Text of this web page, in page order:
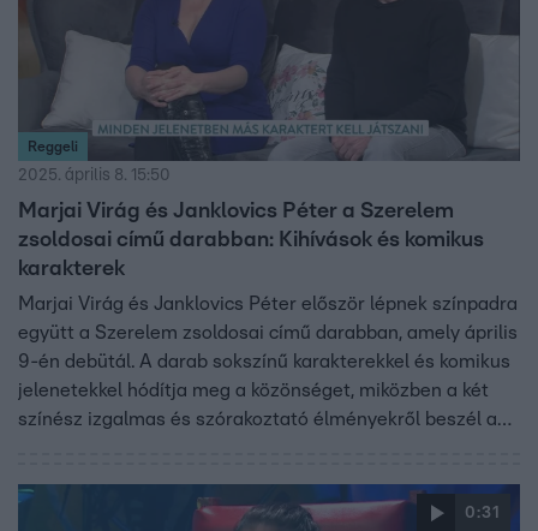
Reggeli
2025. április 8. 15:50
Marjai Virág és Janklovics Péter a Szerelem
zsoldosai című darabban: Kihívások és komikus
karakterek
Marjai Virág és Janklovics Péter először lépnek színpadra
együtt a Szerelem zsoldosai című darabban, amely április
9-én debütál. A darab sokszínű karakterekkel és komikus
jelenetekkel hódítja meg a közönséget, miközben a két
színész izgalmas és szórakoztató élményekről beszél a
0:31